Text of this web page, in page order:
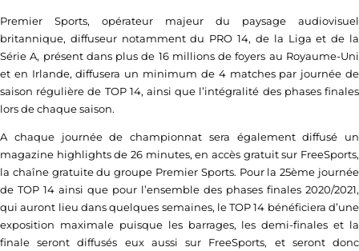
Premier Sports, opérateur majeur du paysage audiovisuel
britannique, diffuseur notamment du PRO 14, de la Liga et de la
Série A, présent dans plus de 16 millions de foyers au Royaume-Uni
et en Irlande, diffusera un minimum de 4 matches par journée de
saison régulière de TOP 14, ainsi que l’intégralité des phases finales
lors de chaque saison.
A chaque journée de championnat sera également diffusé un
magazine highlights de 26 minutes, en accès gratuit sur FreeSports,
la chaîne gratuite du groupe Premier Sports. Pour la 25ème journée
de TOP 14 ainsi que pour l’ensemble des phases finales 2020/2021,
qui auront lieu dans quelques semaines, le TOP 14 bénéficiera d’une
exposition maximale puisque les barrages, les demi-finales et la
finale seront diffusés eux aussi sur FreeSports, et seront donc